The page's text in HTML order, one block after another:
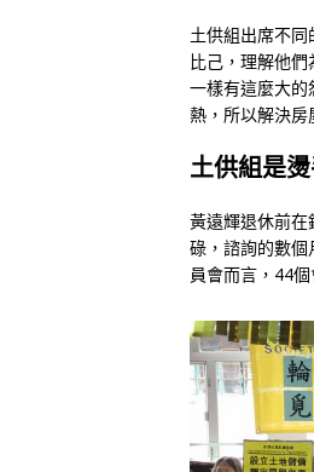
土供組出席不
比己，理解他
一樣有這麼大
熱，所以解決房
土供組是
黃遠輝退休前
碌，諮詢的數
員會而言，44